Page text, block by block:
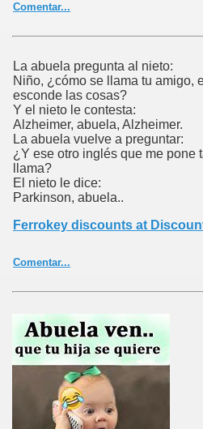
Comentar...
La abuela pregunta al nieto:
Niño, ¿cómo se llama tu amigo,
esconde las cosas?
Y el nieto le contesta:
Alzheimer, abuela, Alzheimer.
La abuela vuelve a preguntar:
¿Y ese otro inglés que me pone
llama?
El nieto le dice:
Parkinson, abuela..
Ferrokey discounts at
Comentar...